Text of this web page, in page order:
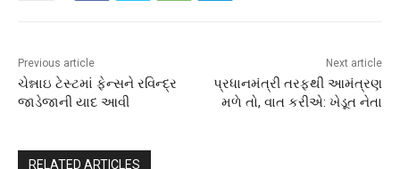
Previous article
ચેન્નાઇ ટેસ્ટમાં ફેન્સને રવિન્દ્ર
જાડેજાની યાદ આવી
Next article
પ્રધાનમંત્રી તરફથી આમંત્રણ
મળે તો, વાત કરીએ: ખેડૂત નેતા
RELATED ARTICLES